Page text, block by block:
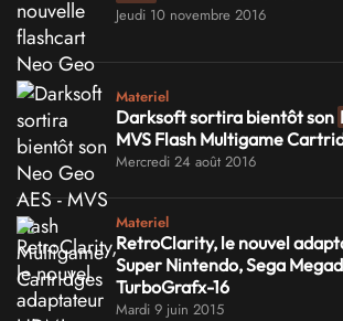
Jeudi 10 novembre 2016
Materiel
Darksoft sortira bientôt son
MVS Flash Multigame
Mercredi 24 août 2016
Materiel
RetroClarity, le nouvel
Super Nintendo, Sega
TurboGrafx-16
Mardi 9 juin 2015